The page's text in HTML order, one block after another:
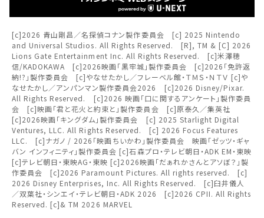
上映スケジュールを確認する
その他の劇場を選ぶ
無料のワタシアターライト会員もあります。
予約を確認・変更する
チケットの予約状況の確認及び予約を変更したい場合は、
下記リンクよりご確認ください。
都道府県から選ぶ
北海道
東北
関東
北越
中部
[c]2026 青山剛昌／名探偵コナン製作委員会 [c] 2025 Nintendo
and Universal Studios. All Rights Reserved. [R], TM & [C] 2026
Lions Gate Entertainment Inc. All Rights Reserved. [c]米澤穂
信/KADOKAWA [c]2026映画「黒牢城」製作委員会 [c]2026「免許返
納!?」製作委員会 [c]やなせたかし／フレーベル館・ＴＭＳ・ＮＴＶ [c]や
なせたかし／アンパンマン製作委員会2026 [c]2026 Disney/Pixar.
All Rights Reserved. [c]2026 映画「口に関するアンケート」製作委員
会 [c]映画「君と花火と約束と」製作委員会 [c]原泰久／集英社
[c]2026映画「キングダム」製作委員会 [c] 2025 Starlight Digital
Ventures, LLC. All Rights Reserved. [c] 2026 Focus Features
LLC. [c]ナガノ / 2026「映画ちいかわ」製作委員会 映画「ゼッツ・ギャ
バン インフィニティ」製作委員会 [c]石森プロ・テレビ朝日・ADK EM・東映
[c]テレビ朝日・東映AG・東映 [c]2026映画「だぁれかさんとアソぼ？」製
作委員会 [c]2026 Paramount Pictures. All rights reserved. [c]
2026 Disney Enterprises, Inc. All Rights Reserved. [c]臼井儀人
／双葉社・シンエイ・テレビ朝日・ADK 2026 [c]2026 CPII. All Rights
Reserved. [c]& TM 2026 MARVEL
閉じる
劇場を変更しますか？
劇場を変更すると、STEP2以降で選択いただいた情報は解除
されます。
変更しないで続ける 変更する
閉じる
閉じる
上映日を変更しますか？
上映日を変更すると、STEP3以降で選択いただいた情報は解
除されます。
変更しないで続ける 変更する
閉じる
閉じる
みたい機能のご利用には
ワタシアター会員へのご登録が必要です。
ワタシアター会員へのログイン・ご登録はこちら